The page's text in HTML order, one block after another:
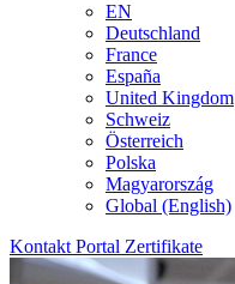
EN
Deutschland
France
España
United Kingdom
Schweiz
Österreich
Polska
Magyarország
Global (English)
Kontakt Portal Zertifikate